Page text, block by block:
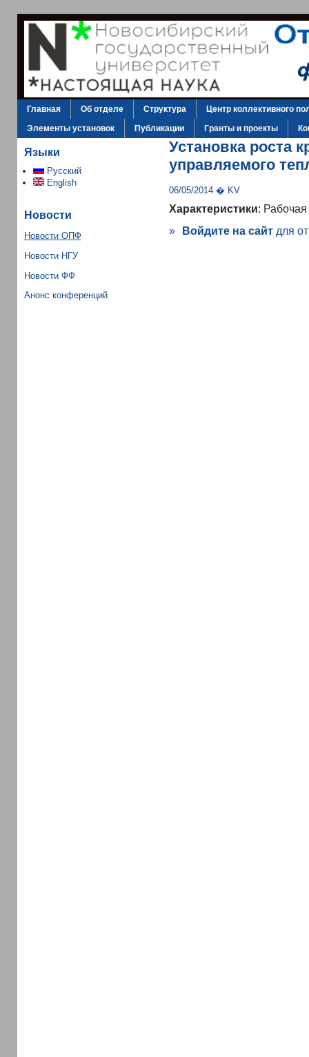
Главная Об отделе Структура
Центр коллективного
Элементы установок
Публикации Гранты и проекты
Языки
Русский
English
Новости
Новости ОПФ
Новости НГУ
Новости ФФ
Анонс конференций
Установка роста
управляемого
06/05/2014 � KV
Характеристики:
»
Войдите на сайт для